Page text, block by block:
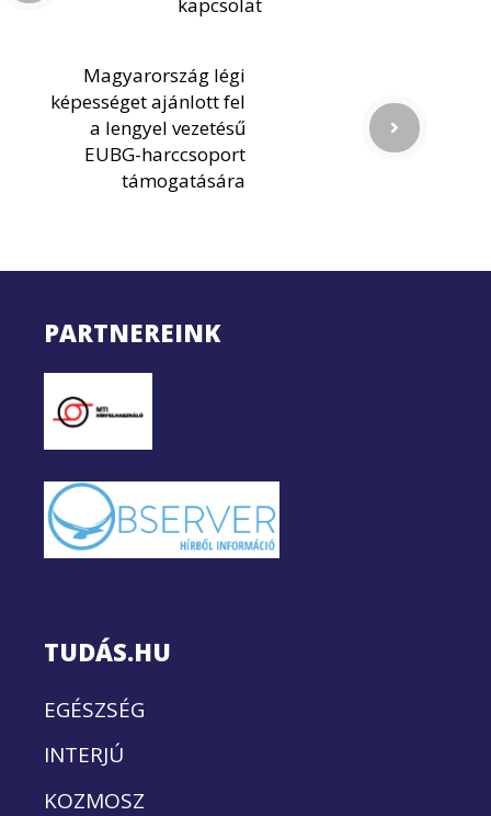
Magyarország légi
képességet ajánlott fel
a lengyel vezetésű
EUBG-harccsoport
támogatására
PARTNEREINK
TUDÁS.HU
EGÉSZSÉG
INTERJÚ
KOZMOSZ